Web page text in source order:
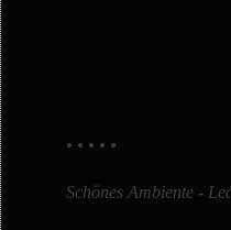
Schönes Ambiente -